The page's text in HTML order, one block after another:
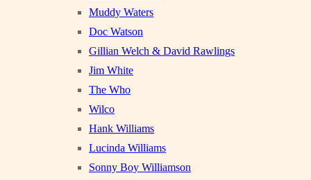
Muddy Waters
Doc Watson
Gillian Welch & David Rawlings
Jim White
The Who
Wilco
Hank Williams
Lucinda Williams
Sonny Boy Williamson